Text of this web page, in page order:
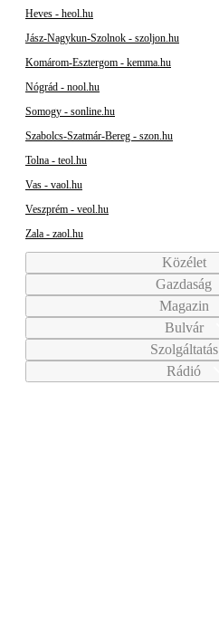
Heves - heol.hu
Jász-Nagykun-Szolnok - szoljon.hu
Komárom-Esztergom - kemma.hu
Nógrád - nool.hu
Somogy - sonline.hu
Szabolcs-Szatmár-Bereg - szon.hu
Tolna - teol.hu
Vas - vaol.hu
Veszprém - veol.hu
Zala - zaol.hu
Közélet
Gazdaság
Magazin
Bulvár
Szolgáltatás
Rádió